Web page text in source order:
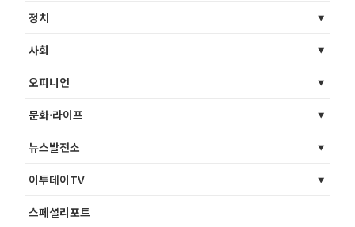
정치
사회
오피니언
문화·라이프
뉴스발전소
이투데이TV
스페셜리포트